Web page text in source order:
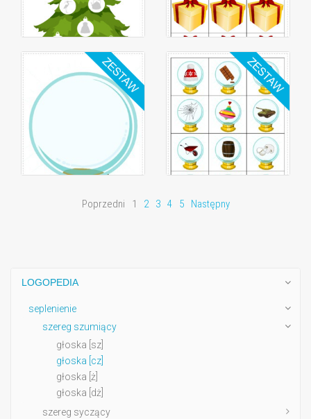
Poprzedni 1 2 3 4 5 Następny
LOGOPEDIA
seplenienie
szereg szumiący
głoska [sz]
głoska [cz]
głoska [ż]
głoska [dż]
szereg syczący